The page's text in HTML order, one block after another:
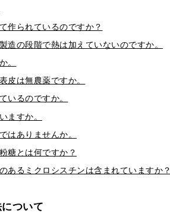
作られているのですか？
造の段階で熱は加えていないのですか。
。
皮は無農薬ですか。
いるのですか。
ますか。
はありませんか。
糖とは何ですか？
あるミクロシスチンは含まれていますか？
ついて